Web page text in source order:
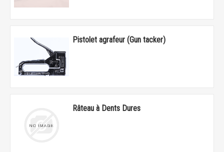
Pistolet agrafeur (Gun tacker)
Râteau à Dents Dures